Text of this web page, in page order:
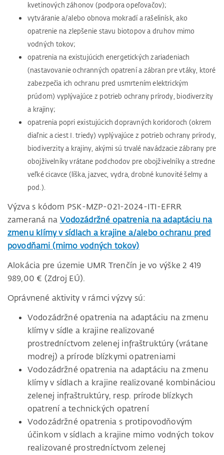
kvetinových záhonov (podpora opeľovačov);
vytváranie a/alebo obnova mokradí a rašelinísk, ako
opatrenie na zlepšenie stavu biotopov a druhov mimo
vodných tokov;
opatrenia na existujúcich energetických zariadeniach
(nastavovanie ochranných opatrení a zábran pre vtáky, ktoré
zabezpečia ich ochranu pred usmrtením elektrickým
prúdom) vyplývajúce z potrieb ochrany prírody, biodiverzity
a krajiny;
opatrenia popri existujúcich dopravných koridoroch (okrem
diaľnic a ciest I. triedy) vyplývajúce z potrieb ochrany prírody,
biodiverzity a krajiny, akými sú trvalé navádzacie zábrany pre
obojživelníky vrátane podchodov pre obojživelníky a stredne
veľké cicavce (líška, jazvec, vydra, drobné kunovité šelmy a
pod.).
Výzva s kódom PSK-MZP-021-2024-ITI-EFRR
zameraná na Vodozádržné opatrenia na adaptáciu na
zmenu klímy v sídlach a krajine a/alebo ochranu pred
povodňami (mimo vodných tokov)
Alokácia pre územie UMR Trenčín je vo výške 2 419
989,00 € (Zdroj EÚ).
Oprávnené aktivity v rámci výzvy sú:
Vodozádržné opatrenia na adaptáciu na zmenu
klímy v sídle a krajine realizované
prostredníctvom zelenej infraštruktúry (vrátane
modrej) a prírode blízkymi opatreniami
Vodozádržné opatrenia na adaptáciu na zmenu
klímy v sídlach a krajine realizované kombináciou
zelenej infraštruktúry, resp. prírode blízkych
opatrení a technických opatrení
Vodozádržné opatrenia s protipovodňovým
účinkom v sídlach a krajine mimo vodných tokov
realizované prostredníctvom zelenej